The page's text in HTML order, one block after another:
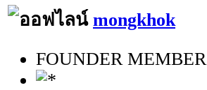
mongkhok
FOUNDER MEMBER